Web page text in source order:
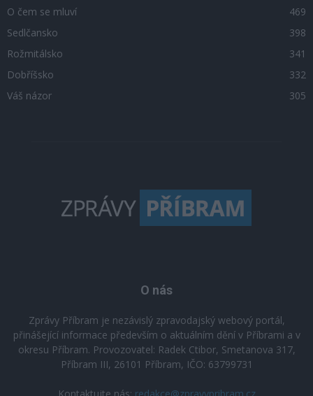
O čem se mluví
469
Sedlčansko
398
Rožmitálsko
341
Dobříšsko
332
Váš názor
305
O nás
Zprávy Příbram je nezávislý zpravodajský webový portál,
přinášející informace především o aktuálním dění v Příbrami a v
okresu Příbram. Provozovatel: Radek Ctibor, Smetanova 317,
Příbram III, 26101 Příbram, IČO: 63799731